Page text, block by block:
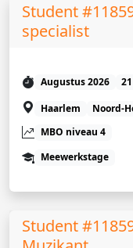
Student
specialist
Augustus 2026
Haarlem
Noord-
MBO niveau 4
Meewerkstage
Student